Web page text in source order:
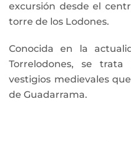
excursión desde el
torre de los Lodones.
Conocida en la
Torrelodones, se
vestigios medievales
de Guadarrama.